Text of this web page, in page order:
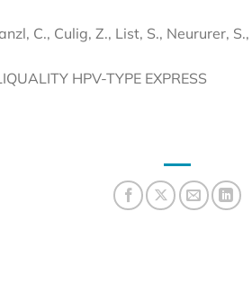
C., Culig, Z., List, S., Neururer,
HPV-TYPE EXPRESS